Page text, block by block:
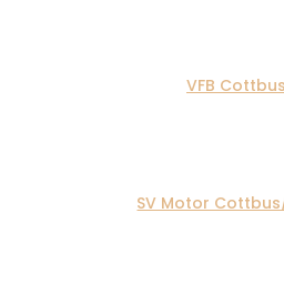
VFB
SV Motor